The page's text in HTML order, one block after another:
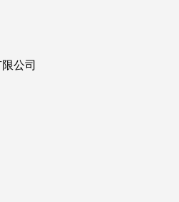
公司